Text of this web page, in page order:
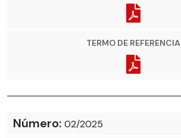
TERMO DE REFERENCIA
Número: 02/2025